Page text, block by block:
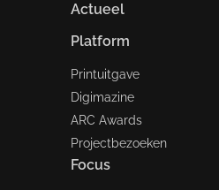
Actueel
Platform
Printuitgave
Digimazine
ARC Awards
Projectbezoeken
Focus